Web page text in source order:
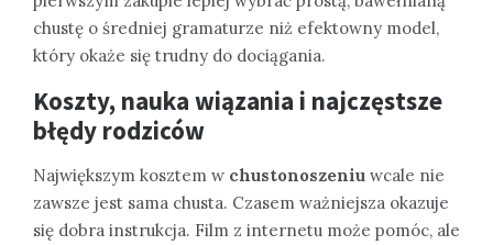
chustę o średniej gramaturze niż efektowny model,
który okaże się trudny do dociągania.
Koszty, nauka wiązania i najczęstsze
błędy rodziców
Największym kosztem w chustonoszeniu wcale nie
zawsze jest sama chusta. Czasem ważniejsza okazuje
się dobra instrukcja. Film z internetu może pomóc, ale